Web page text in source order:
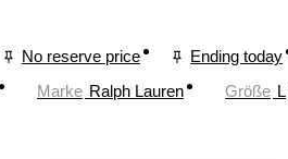
No reserve price Ending today
Marke Ralph Lauren Größe L